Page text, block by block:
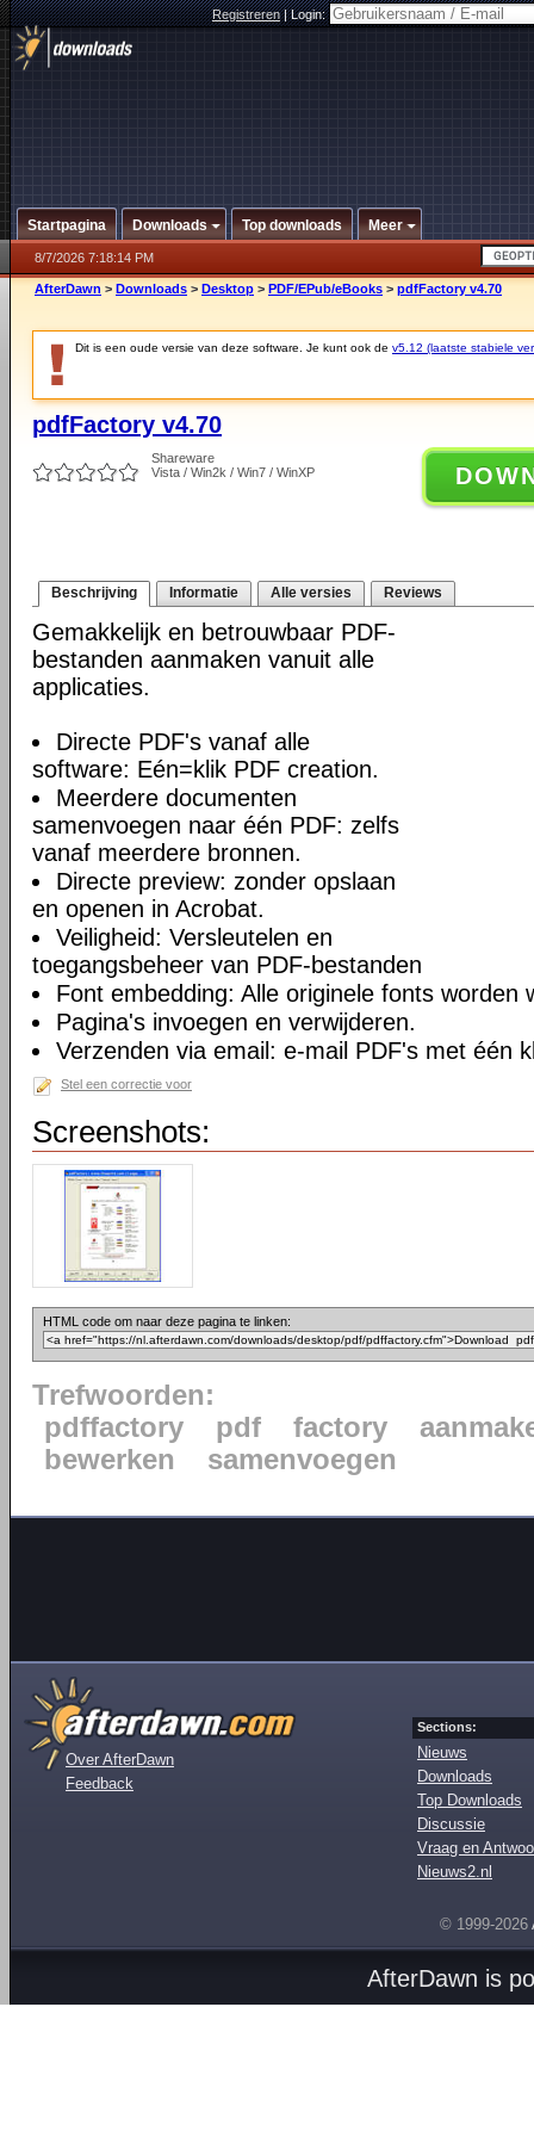
Registreren|Login:
Startpagina Downloads Top downloads Meer
8/7/2026 7:18:14 PM
AfterDawn > Downloads > Desktop > PDF/EPub/eBooks > pdfFactory v4.70
Dit is een oude versie van deze software. Je kunt ook de v5.12 (laatste stabiele
pdfFactory v4.70
Shareware
Vista / Win2k / Win7 / WinXP
Beschrijving Informatie Alle versies Reviews
Gemakkelijk en betrouwbaar PDF-
bestanden aanmaken vanuit alle
applicaties.
Directe PDF's vanaf alle
software: Eén=klik PDF creation.
Meerdere documenten
samenvoegen naar één PDF: zelfs
vanaf meerdere bronnen.
Directe preview: zonder opslaan
en openen in Acrobat.
Veiligheid: Versleutelen en
toegangsbeheer van PDF-bestanden
Font embedding: Alle originele fonts worden
Pagina's invoegen en verwijderen.
Verzenden via email: e-mail PDF's met één
Stel een correctie voor
Screenshots:
HTML code om naar deze pagina te linken:
Trefwoorden:
pdffactory
pdf factory
bewerken
samenvoegen
Over AfterDawn
Feedback
Sections:
Nieuws
Downloads
Top Downloads
Discussie
Vraag en
Nieuws2.nl
© 1999-2026
AfterDawn is